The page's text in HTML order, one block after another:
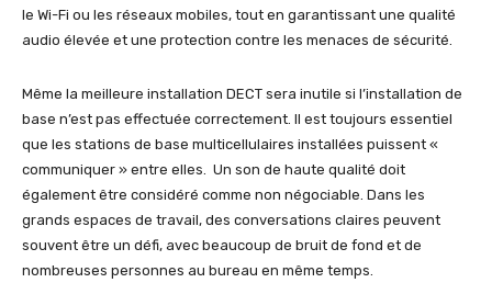
le Wi-Fi ou les réseaux mobiles, tout en garantissant une qualité
audio élevée et une protection contre les menaces de sécurité.
Même la meilleure installation DECT sera inutile si l’installation de
base n’est pas effectuée correctement. Il est toujours essentiel
que les stations de base multicellulaires installées puissent «
communiquer » entre elles. Un son de haute qualité doit
également être considéré comme non négociable. Dans les
grands espaces de travail, des conversations claires peuvent
souvent être un défi, avec beaucoup de bruit de fond et de
nombreuses personnes au bureau en même temps.